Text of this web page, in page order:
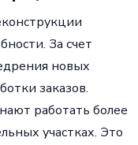
За счет
новых
заказов.
работать более
участках. Это